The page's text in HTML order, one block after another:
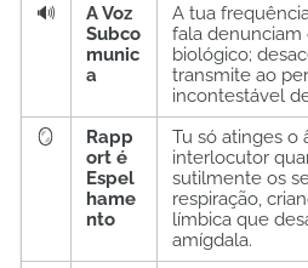
🔊
A Voz
Subco
munic
a
A tua
fala denunciam
biológico;
transmite ao
incontestável
🪞
Rapp
ort é
Espel
hame
nto
Tu só atinges o
interlocutor
sutilmente os
respiração,
límbica que
amígdala.